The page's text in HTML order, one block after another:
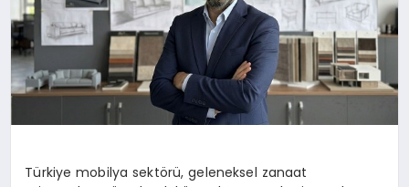
Türkiye mobilya sektörü, geleneksel zanaat